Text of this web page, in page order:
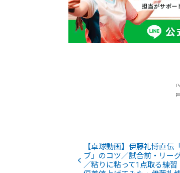
【卓球動画】伊藤礼博直伝
ブ」のコツ／試合前・リー
／粘りに粘って1点取る練